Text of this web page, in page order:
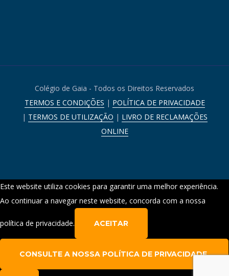
Colégio de Gaia - Todos os Direitos Reservados
TERMOS E CONDIÇÕES | POLÍTICA DE PRIVACIDADE
| TERMOS DE UTILIZAÇÃO | LIVRO DE RECLAMAÇÕES
ONLINE
Este website utiliza cookies para garantir uma melhor experiência.
Ao continuar a navegar neste website, concorda com a nossa
política de privacidade. ACEITAR
CONSULTE A NOSSA POLÍTICA DE PRIVACIDADE.